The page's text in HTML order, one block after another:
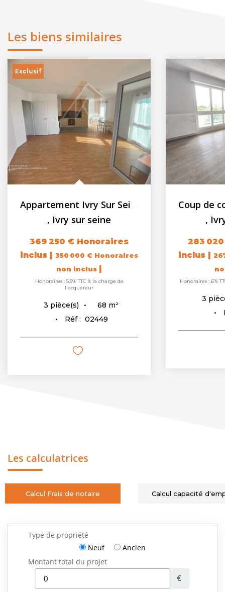
Les biens similaires
Exclusif
, Ivry sur seine
369 250 € Honoraires
inclus | 350 000 € Honoraires
non inclus |
Honoraires : 5,5% TTC à la charge de
l'acquéreur
3 pièce(s) 68 m²
Réf : 02449
,
283
inclus |
Honoraires : 6%
3
Les calculatrices
Calcul Frais de notaire Calcul capacité